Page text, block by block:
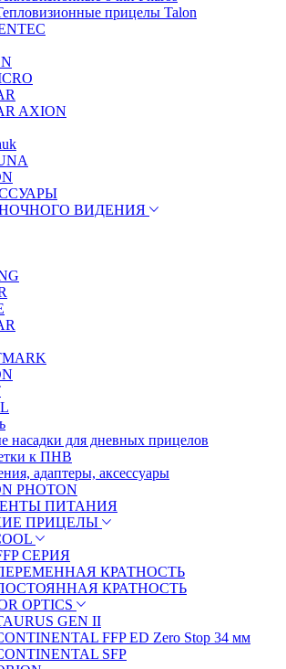
прицелы Talon
AXION
ВИДЕНИЯ
насадки для дневных прицелов
к ПНВ
адаптеры, аксессуары
PHOTON
ПИТАНИЯ
ПРИЦЕЛЫ
СЕРИЯ
КРАТНОСТЬ
КРАТНОСТЬ
OPTICS
GEN II
FFP ED Zero Stop 34 мм
SFP